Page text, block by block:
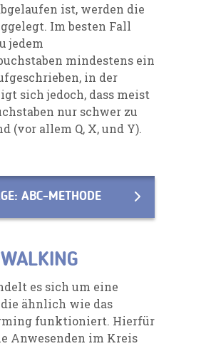
ist, werden die
Im besten Fall
jedem
mindestens ein
in der
sich jedoch, dass meist
nur schwer zu
(vor allem Q, X, und Y).
ABC-METHODE
es sich um eine
ähnlich wie das
funktioniert. Hierfür
Anwesenden im Kreis